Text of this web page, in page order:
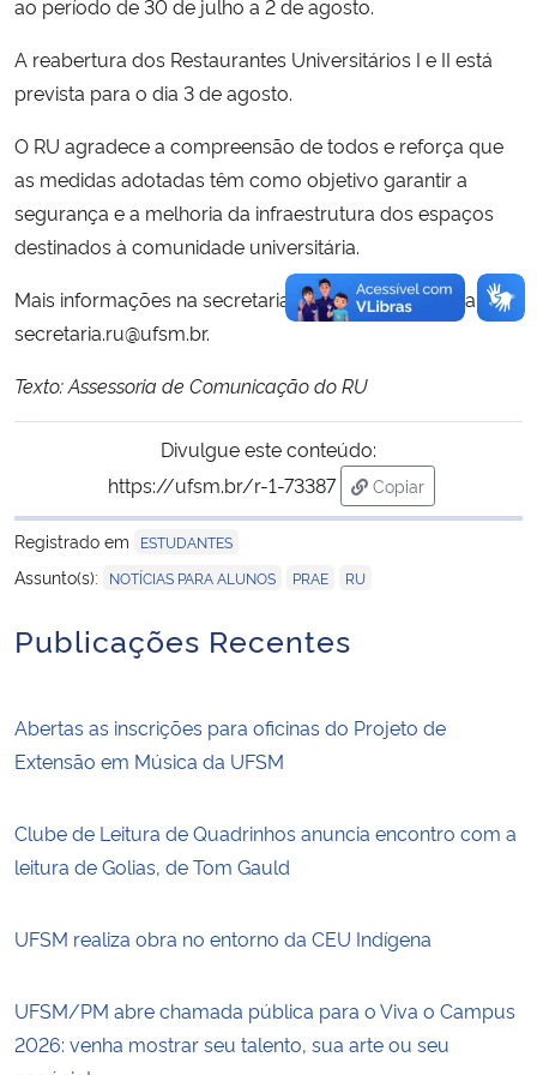
ao período de 30 de julho a 2 de agosto.
A reabertura dos Restaurantes Universitários I e II está
prevista para o dia 3 de agosto.
O RU agradece a compreensão de todos e reforça que
as medidas adotadas têm como objetivo garantir a
segurança e a melhoria da infraestrutura dos espaços
destinados à comunidade universitária.
Mais informações na secretaria do RU ou pelo e-mail
secretaria.ru@ufsm.br.
Texto: Assessoria de Comunicação do RU
Divulgue este conteúdo:
https://ufsm.br/r-1-73387
Copiar
para área de
Registrado em
ESTUDANTES
Assunto(s): NOTÍCIAS PARA ALUNOS PRAE RU
Publicações Recentes
Abertas as inscrições para oficinas do Projeto de
Extensão em Música da UFSM
Clube de Leitura de Quadrinhos anuncia encontro com a
leitura de Golias, de Tom Gauld
UFSM realiza obra no entorno da CEU Indígena
UFSM/PM abre chamada pública para o Viva o Campus
2026: venha mostrar seu talento, sua arte ou seu